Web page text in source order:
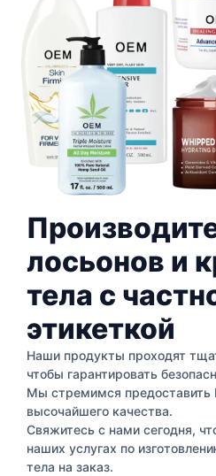
лосьонов и
тела с
этикеткой
Наши продукты проходят
чтобы гарантировать
Мы стремимся предоставить
высочайшего качества.
Свяжитесь с нами сегодня,
наших услугах по
тела на заказ.